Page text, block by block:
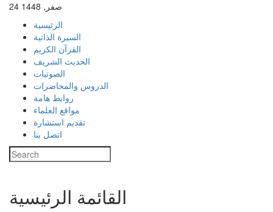
24 صفر, 1448
الرئيسية
السيرة الذاتية
القرآن الكريم
الحديث الشريف
الصوتيات
الدروس والمحاضرات
روابط هامة
مواقع العلماء
تقديم استشارة
اتصل بنا
القائمة الرئيسية